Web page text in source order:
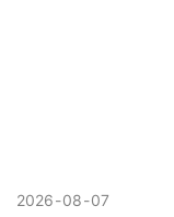
2026 08 07